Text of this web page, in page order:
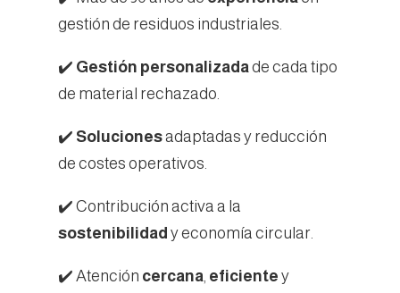
gestión de residuos industriales.
✔️ Gestión personalizadade cada tipo
de material rechazado.
✔️ Solucionesadaptadas y reducción
de costes operativos.
✔️ Contribución activa a la
sostenibilidad y economía circular.
✔️ Atención cercana, eficiente y